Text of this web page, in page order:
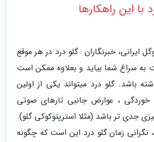
با این راهکارها
ایرانی، خبرنگاران : گلو درد در هر موقع
به سراغ شما بیاید و بعلاوه ممکن است
باشد. گلو درد میتواند یکی از اولین
خوردگی ، عوارض جانبی تارهای صوتی
جدی تر باشد (مثلا استرپتوکوکی گلو).
نگرانی زمان گلو درد این است که چگونه